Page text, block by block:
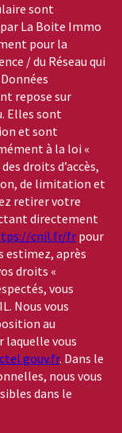
sont
La Boite Immo
pour la
/ du Réseau qui
repose sur
Elles sont
et sont
à la loi «
droits d’accès,
de limitation et
retirer votre
directement
cnil.fr/frpour
estimez, après
droits «
vous
Nous vous
au
laquelle vous
. Dans le
nous vous
dans le